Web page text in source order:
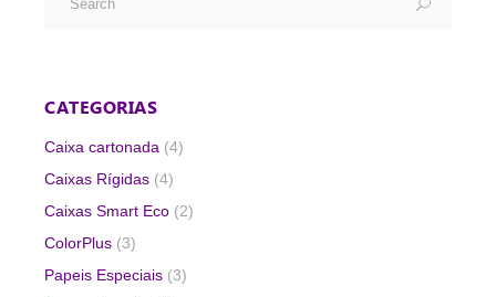
CATEGORIAS
Caixa cartonada (4)
Caixas Rígidas (4)
Caixas Smart Eco (2)
ColorPlus (3)
Papeis Especiais (3)